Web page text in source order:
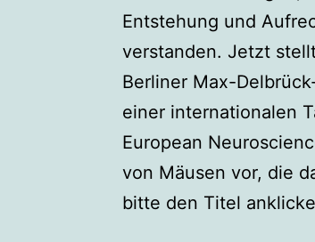
Entstehung und
verstanden. Jetzt
Berliner Max-
einer internationalen
European
von Mäusen vor, die
bitte den Titel